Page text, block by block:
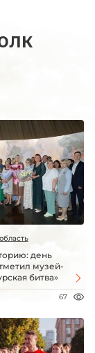
день
музей-
битва»
67